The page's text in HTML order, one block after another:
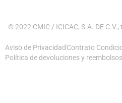
© 2022 CMIC / ICICAC, S.A. DE
Aviso de Privacidad Contrato
Política de devoluciones y reembolsos